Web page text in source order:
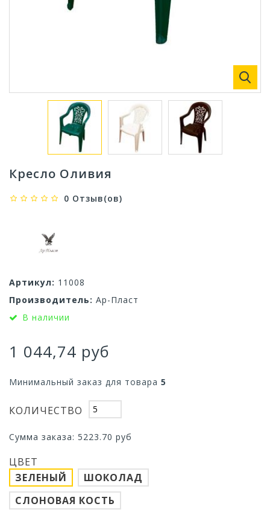
Кресло Оливия
0 Отзыв(ов)
Артикул: 11008
Производитель: Ар-Пласт
В наличии
1 044,74 руб
Минимальный заказ для товара 5
КОЛИЧЕСТВО
Сумма заказа: 5223.70 руб
ЦВЕТ
ЗЕЛЕНЫЙ
ШОКОЛАД
СЛОНОВАЯ КОСТЬ